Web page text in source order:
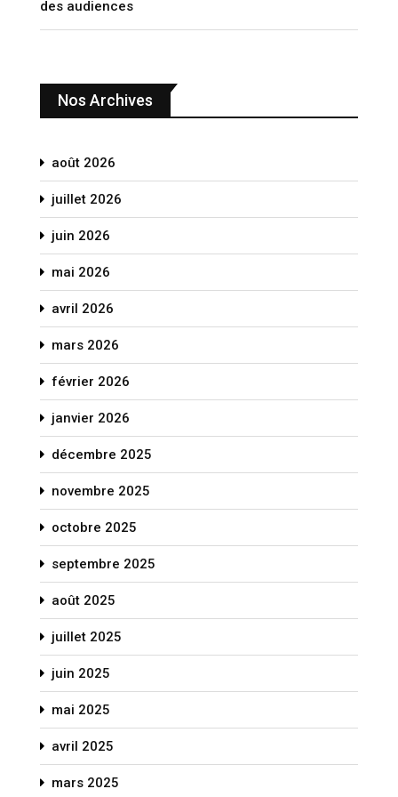
des audiences
Nos Archives
août 2026
juillet 2026
juin 2026
mai 2026
avril 2026
mars 2026
février 2026
janvier 2026
décembre 2025
novembre 2025
octobre 2025
septembre 2025
août 2025
juillet 2025
juin 2025
mai 2025
avril 2025
mars 2025